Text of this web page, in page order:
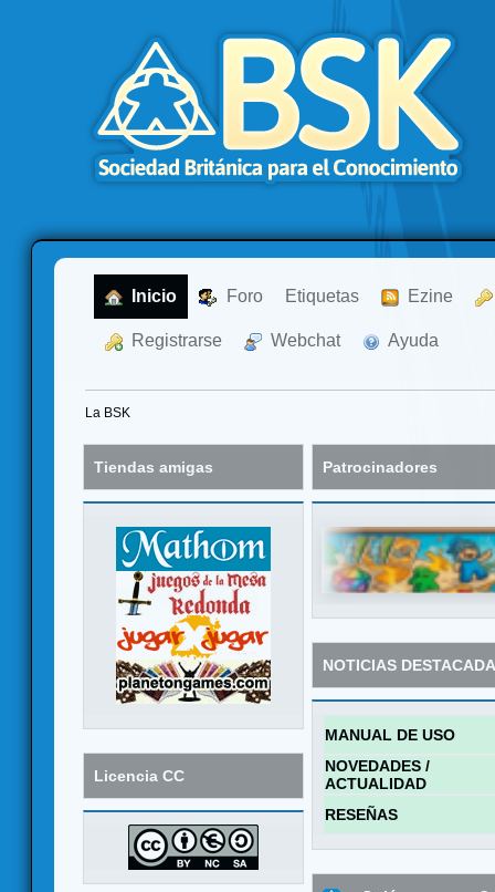
Inicio Foro Etiquetas Ezine
Registrarse Webchat Ayuda
La BSK
Tiendas amigas
Licencia CC
Patrocinadores
NOTICIAS
MANUAL DE USO
NOVEDADES /
ACTUALIDAD
RESEÑAS